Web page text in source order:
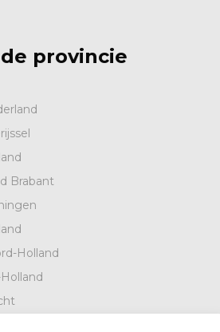
provincie
Brabant
Holland